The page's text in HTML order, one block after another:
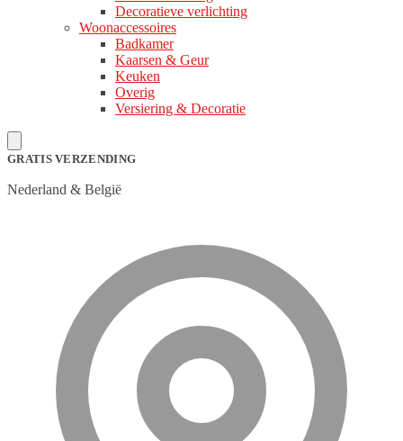
Decoratieve verlichting
Woonaccessoires
Badkamer
Kaarsen & Geur
Keuken
Overig
Versiering & Decoratie
GRATIS VERZENDING
Nederland & België